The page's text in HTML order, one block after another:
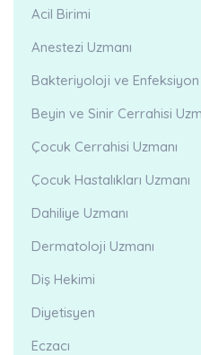
Acil Birimi
Anestezi Uzmanı
Bakteriyoloji ve Enfeksiyon
Beyin ve Sinir Cerrahisi
Çocuk Cerrahisi Uzmanı
Çocuk Hastalıkları Uzmanı
Dahiliye Uzmanı
Dermatoloji Uzmanı
Diş Hekimi
Diyetisyen
Eczacı